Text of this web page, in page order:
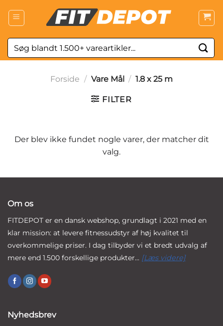
Søg
efter:
Forside / Vare Mål / 1.8 x 25 m
FILTER
Der blev ikke fundet nogle varer, der matcher dit
valg.
Om os
FITDEPOT er en dansk webshop, grundlagt i 2021 med en
klar mission: at levere fitnessudstyr af høj kvalitet til
overkommelige priser. I dag tilbyder vi et bredt udvalg af
mere end 1.500 forskellige produkter... [Læs videre]
Nyhedsbrev